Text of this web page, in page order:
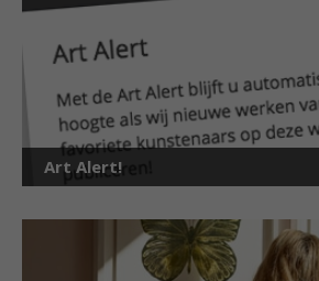
Art Alert!